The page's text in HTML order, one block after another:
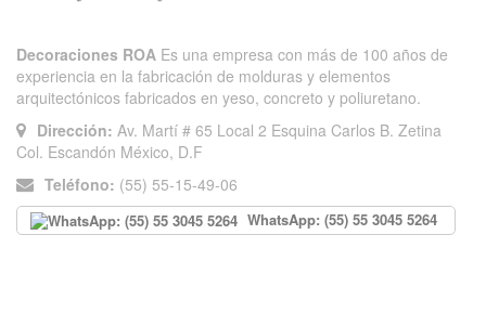
Decoraciones ROA Es una empresa con más de 100 años de
experiencia en la fabricación de molduras y elementos
arquitectónicos fabricados en yeso, concreto y poliuretano.
Dirección: Av. Martí # 65 Local 2 Esquina Carlos B. Zetina
Col. Escandón México, D.F
Teléfono: (55) 55-15-49-06
WhatsApp: (55) 55 3045 5264